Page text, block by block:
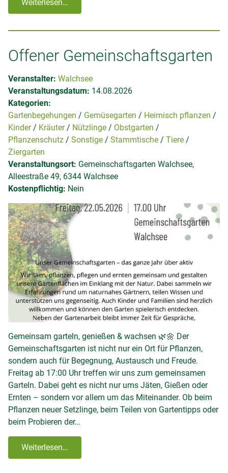
Weiterlesen…
Offener Gemeinschaftsgarten
Veranstalter: Walchsee
Veranstaltungsdatum: 14.08.2026
Kategorien:
Gartenbegehungen
Gemüsegarten
Heimisch pflanzen
Kinder
Kräuter Nützlinge
Obstgarten
Pflanzenschutz
Sonstige Stammtische
Tiere
Ziergarten
Veranstaltungsort: Gemeinschaftsgarten Walchsee,
Alleestraße 49, 6344 Walchsee
Kostenpflichtig: Nein
Gemeinsam garteln, genießen & wachsen 🌿🌼 Der
Gemeinschaftsgarten ist nicht nur ein Ort für Pflanzen,
sondern auch für Begegnung, Austausch und Freude.
Freitag ab 17:00 Uhr treffen wir uns zum gemeinsamen
Garteln. Dabei geht es nicht nur ums Jäten, Gießen oder
Ernten – sondern vor allem um das Miteinander. Ob beim
Pflanzen neuer Setzlinge, beim Teilen von Gartentipps oder
beim Probieren der…
Weiterlesen…